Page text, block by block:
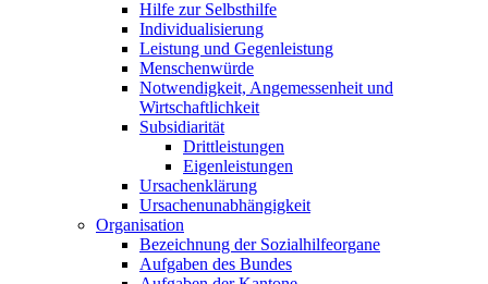
Hilfe zur Selbsthilfe
Individualisierung
Leistung und Gegenleistung
Menschenwürde
Notwendigkeit, Angemessenheit und
Wirtschaftlichkeit
Subsidiarität
Drittleistungen
Eigenleistungen
Ursachenklärung
Ursachenunabhängigkeit
Organisation
Bezeichnung der Sozialhilfeorgane
Aufgaben des Bundes